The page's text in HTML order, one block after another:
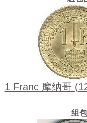
1 Franc 摩纳哥
组